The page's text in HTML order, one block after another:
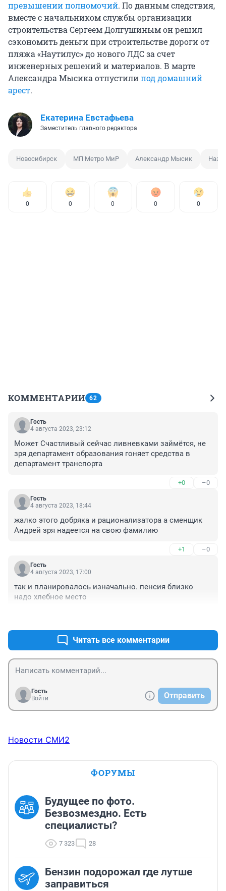
превышении полномочий. По данным следствия,
вместе с начальником службы организации
строительства Сергеем Долгушиным он решил
сэкономить деньги при строительстве дороги от
пляжа «Наутилус» до нового ЛДС за счет
инженерных решений и материалов. В марте
Александра Мысика отпустилипод домашний
арест.
Екатерина Евстафьева
Заместитель главного редактора
Новосибирск МП Метро МиР Александр Мысик
0 0 0 0 0
КОММЕНТАРИИ 62
Гость
4 августа 2023, 23:12
Может Счастливый сейчас ливневками займётся, не
зря департамент образования гоняет средства в
департамент транспорта
+0 –0
Гость
4 августа 2023, 18:44
жалко этого добряка и рационализатора а сменщик
Андрей зря надеется на свою фамилию
+1 –0
Гость
4 августа 2023, 17:00
так и планировалось изначально. пенсия близко
надо хлебное место
Читать все комментарии
Гость
Войти
Отправить
Новости СМИ2
ФОРУМЫ
Будущее по фото.
Безвозмездно. Есть
специалисты?
7 323 28
Бензин подорожал где лутше
заправиться